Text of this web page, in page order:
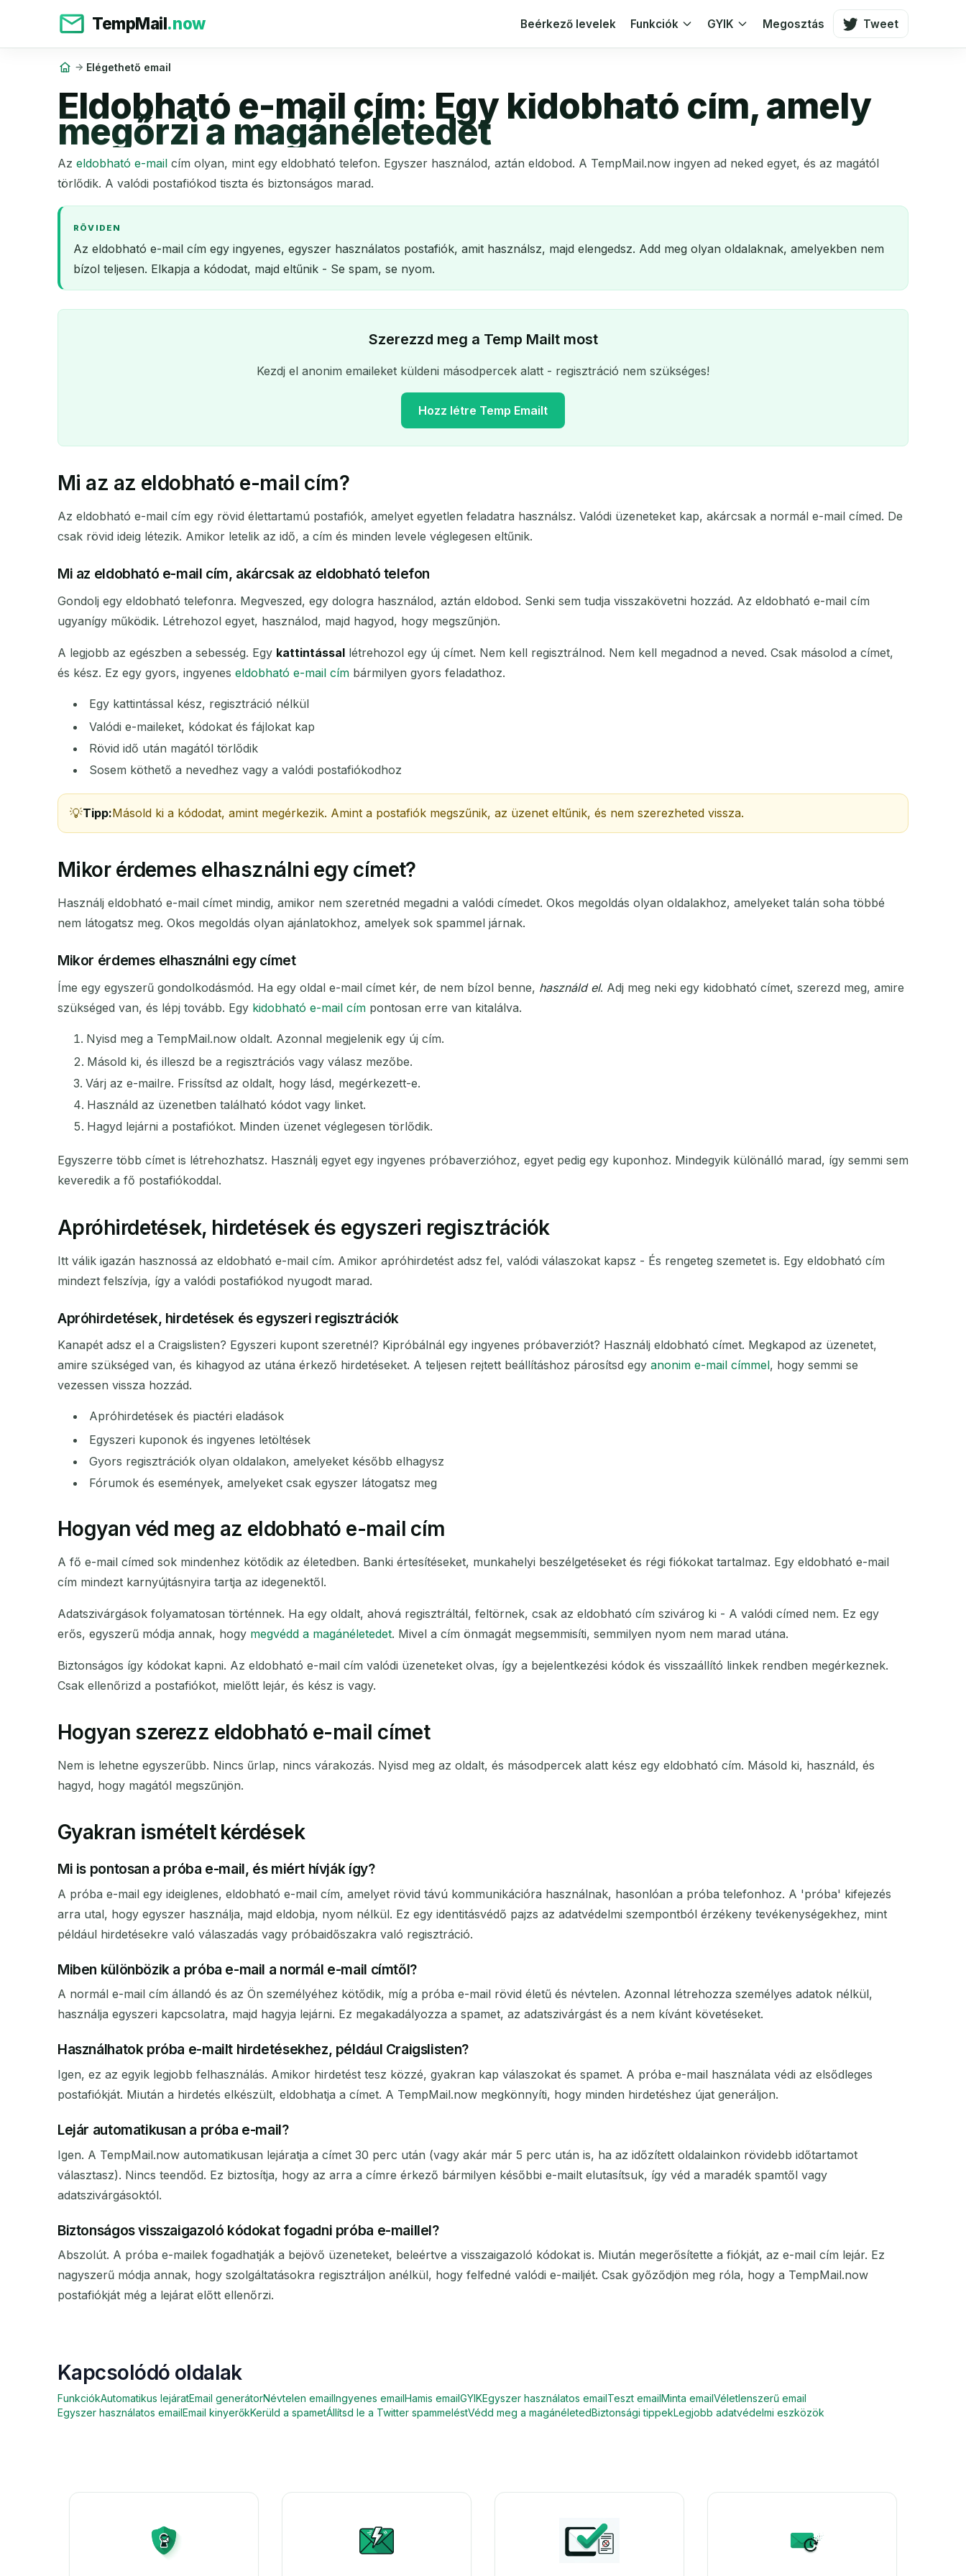
TempMail.now Beérkező levelek Funkciók GYIK Megosztás Tweet
Elégethető email
Eldobható e-mail cím: Egy kidobható cím, amely
megőrzi a magánéletedet
Az eldobható e-mail cím olyan, mint egy eldobható telefon. Egyszer használod, aztán eldobod. A TempMail.now ingyen ad neked egyet, és az magától
törlődik. A valódi postafiókod tiszta és biztonságos marad.
RÖVIDEN
Az eldobható e-mail cím egy ingyenes, egyszer használatos postafiók, amit használsz, majd elengedsz. Add meg olyan oldalaknak, amelyekben nem
bízol teljesen. Elkapja a kódodat, majd eltűnik - Se spam, se nyom.
Szerezzd meg a Temp Mailt most
Kezdj el anonim emaileket küldeni másodpercek alatt - regisztráció nem szükséges!
Hozz létre Temp Emailt
Kiválasztott törlése Email cím módosítása Frissítés
FELADÓ TÁRGY
Várakozás bejövő emailekre...
Mi az az eldobható e-mail cím?
Az eldobható e-mail cím egy rövid élettartamú postafiók, amelyet egyetlen feladatra használsz. Valódi üzeneteket kap, akárcsak a normál e-mail címed. De
csak rövid ideig létezik. Amikor letelik az idő, a cím és minden levele véglegesen eltűnik.
Mi az eldobható e-mail cím, akárcsak az eldobható telefon
Gondolj egy eldobható telefonra. Megveszed, egy dologra használod, aztán eldobod. Senki sem tudja visszakövetni hozzád. Az eldobható e-mail cím
ugyanígy működik. Létrehozol egyet, használod, majd hagyod, hogy megszűnjön.
A legjobb az egészben a sebesség. Egy kattintással létrehozol egy új címet. Nem kell regisztrálnod. Nem kell megadnod a neved. Csak másolod a címet,
és kész. Ez egy gyors, ingyenes eldobható e-mail cím bármilyen gyors feladathoz.
Egy kattintással kész, regisztráció nélkül
Valódi e-maileket, kódokat és fájlokat kap
Rövid idő után magától törlődik
Sosem köthető a nevedhez vagy a valódi postafiókodhoz
Tipp:Másold ki a kódodat, amint megérkezik. Amint a postafiók megszűnik, az üzenet eltűnik, és nem szerezheted vissza.
Mikor érdemes elhasználni egy címet?
Használj eldobható e-mail címet mindig, amikor nem szeretnéd megadni a valódi címedet. Okos megoldás olyan oldalakhoz, amelyeket talán soha többé
nem látogatsz meg. Okos megoldás olyan ajánlatokhoz, amelyek sok spammel járnak.
Mikor érdemes elhasználni egy címet
Íme egy egyszerű gondolkodásmód. Ha egy oldal e-mail címet kér, de nem bízol benne, használd el. Adj meg neki egy kidobható címet, szerezd meg, amire
szükséged van, és lépj tovább. Egy kidobható e-mail cím pontosan erre van kitalálva.
Nyisd meg a TempMail.now oldalt. Azonnal megjelenik egy új cím.
Másold ki, és illeszd be a regisztrációs vagy válasz mezőbe.
Várj az e-mailre. Frissítsd az oldalt, hogy lásd, megérkezett-e.
Használd az üzenetben található kódot vagy linket.
Hagyd lejárni a postafiókot. Minden üzenet véglegesen törlődik.
Egyszerre több címet is létrehozhatsz. Használj egyet egy ingyenes próbaverzióhoz, egyet pedig egy kuponhoz. Mindegyik különálló marad, így semmi sem
keveredik a fő postafiókoddal.
Apróhirdetések, hirdetések és egyszeri regisztrációk
Itt válik igazán hasznossá az eldobható e-mail cím. Amikor apróhirdetést adsz fel, valódi válaszokat kapsz - És rengeteg szemetet is. Egy eldobható cím
mindezt felszívja, így a valódi postafiókod nyugodt marad.
Apróhirdetések, hirdetések és egyszeri regisztrációk
Kanapét adsz el a Craigslisten? Egyszeri kupont szeretnél? Kipróbálnál egy ingyenes próbaverziót? Használj eldobható címet. Megkapod az üzenetet,
amire szükséged van, és kihagyod az utána érkező hirdetéseket. A teljesen rejtett beállításhoz párosítsd egy anonim e-mail címmel, hogy semmi se
vezessen vissza hozzád.
Apróhirdetések és piactéri eladások
Egyszeri kuponok és ingyenes letöltések
Gyors regisztrációk olyan oldalakon, amelyeket később elhagysz
Fórumok és események, amelyeket csak egyszer látogatsz meg
Hogyan véd meg az eldobható e-mail cím
A fő e-mail címed sok mindenhez kötődik az életedben. Banki értesítéseket, munkahelyi beszélgetéseket és régi fiókokat tartalmaz. Egy eldobható e-mail
cím mindezt karnyújtásnyira tartja az idegenektől.
Adatszivárgások folyamatosan történnek. Ha egy oldalt, ahová regisztráltál, feltörnek, csak az eldobható cím szivárog ki - A valódi címed nem. Ez egy
erős, egyszerű módja annak, hogy megvédd a magánéletedet. Mivel a cím önmagát megsemmisíti, semmilyen nyom nem marad utána.
Biztonságos így kódokat kapni. Az eldobható e-mail cím valódi üzeneteket olvas, így a bejelentkezési kódok és visszaállító linkek rendben megérkeznek.
Csak ellenőrizd a postafiókot, mielőtt lejár, és kész is vagy.
Hogyan szerezz eldobható e-mail címet
Nem is lehetne egyszerűbb. Nincs űrlap, nincs várakozás. Nyisd meg az oldalt, és másodpercek alatt kész egy eldobható cím. Másold ki, használd, és
hagyd, hogy magától megszűnjön.
Gyakran ismételt kérdések
Mi is pontosan a próba e-mail, és miért hívják így?
A próba e-mail egy ideiglenes, eldobható e-mail cím, amelyet rövid távú kommunikációra használnak, hasonlóan a próba telefonhoz. A 'próba' kifejezés
arra utal, hogy egyszer használja, majd eldobja, nyom nélkül. Ez egy identitásvédő pajzs az adatvédelmi szempontból érzékeny tevékenységekhez, mint
például hirdetésekre való válaszadás vagy próbaidőszakra való regisztráció.
Miben különbözik a próba e-mail a normál e-mail címtől?
A normál e-mail cím állandó és az Ön személyéhez kötődik, míg a próba e-mail rövid életű és névtelen. Azonnal létrehozza személyes adatok nélkül,
használja egyszeri kapcsolatra, majd hagyja lejárni. Ez megakadályozza a spamet, az adatszivárgást és a nem kívánt követéseket.
Használhatok próba e-mailt hirdetésekhez, például Craigslisten?
Igen, ez az egyik legjobb felhasználás. Amikor hirdetést tesz közzé, gyakran kap válaszokat és spamet. A próba e-mail használata védi az elsődleges
postafiókját. Miután a hirdetés elkészült, eldobhatja a címet. A TempMail.now megkönnyíti, hogy minden hirdetéshez újat generáljon.
Lejár automatikusan a próba e-mail?
Igen. A TempMail.now automatikusan lejáratja a címet 30 perc után (vagy akár már 5 perc után is, ha az időzített oldalainkon rövidebb időtartamot
választasz). Nincs teendőd. Ez biztosítja, hogy az arra a címre érkező bármilyen későbbi e-mailt elutasítsuk, így véd a maradék spamtől vagy
adatszivárgásoktól.
Biztonságos visszaigazoló kódokat fogadni próba e-maillel?
Abszolút. A próba e-mailek fogadhatják a bejövő üzeneteket, beleértve a visszaigazoló kódokat is. Miután megerősítette a fiókját, az e-mail cím lejár. Ez
nagyszerű módja annak, hogy szolgáltatásokra regisztráljon anélkül, hogy felfedné valódi e-mailjét. Csak győződjön meg róla, hogy a TempMail.now
postafiókját még a lejárat előtt ellenőrzi.
Kapcsolódó oldalak
FunkciókAutomatikus lejáratEmail generátorNévtelen emailIngyenes emailHamis emailGYIKEgyszer használatos emailTeszt emailMinta emailVéletlenszerű email
Egyszer használatos emailEmail kinyerőkKerüld a spametÁllítsd le a Twitter spammeléstVédd meg a magánéletedBiztonsági tippekLegjobb adatvédelmi eszközök